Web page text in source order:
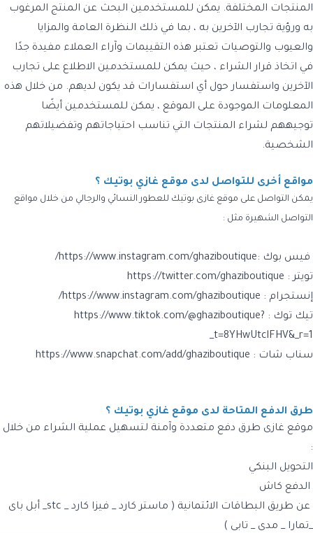
المنتجات المختلفة. يمكن للمستخدمين البحث عن المنتج المرغوب
به ورؤية تجارب الآخرين به ، بما في ذلك النظرة العامة والمزايا
والعيوب والتوصيات تعتبر هذه التقييمات وآراء العملاء مفيدة جدًا
في اتخاذ قرار الشراء ، حيث يمكن للمستخدمين الاطلاع على تجارب
الآخرين واستفسار حول أي استفسارات قد يكون لديهم. من خلال هذه
المعلومات الموجودة على الموقع ، يمكن للمستخدمين أيضًا
توجيههم لشراء المنتجات التي تناسب احتياجاتهم وتفضيلاتهم
الشخصية.
مواقع أخرى للتواصل لدى موقع غازي بوتيك ؟
يمكن التواصل على موقع غازى بوتيك للعطور النسائي والرجالي من خلال مواقع
التواصل الشهيرة مثل :
فيس بوك :https://www.instagram.com/ghaziboutique/
تويتر : https://twitter.com/ghaziboutique
إنستجرام : https://www.instagram.com/ghaziboutique/
تيك توك : https://www.tiktok.com/@ghaziboutique?
_t=8YHwUtclFHV&_r=1
سناب شات : https://www.snapchat.com/add/ghaziboutique
طرق الدفع المتاحة لدى موقع غازي بوتيك ؟
موقع غازى طرق دفع متعددة وآمنة لتسهيل عملية الشراء من خلال
:
التحويل البنكي
الدفع كاش
عن طريق البطاقات الائتمانية ( ماستر كارد _ فيزا كارد _ stc_ أبل باى
_تمارا _ مدى _ تابى )